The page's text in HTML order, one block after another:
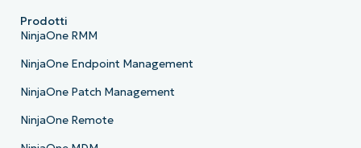
Prodotti
NinjaOne RMM
NinjaOne Endpoint Management
NinjaOne Patch Management
NinjaOne Remote